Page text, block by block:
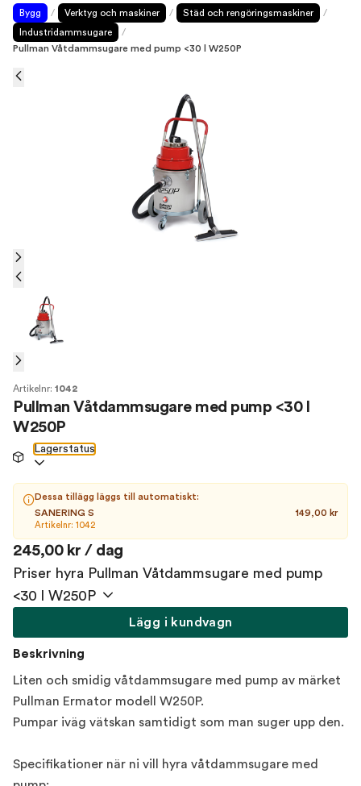
Bygg / Verktyg och maskiner / Städ och rengöringsmaskiner
/
Industridammsugare
/
Pullman Våtdammsugare med pump <30 l W250P
Artikelnr: 1042
Pullman Våtdammsugare med pump <30 l
W250P
Lagerstatus
Dessa tillägg läggs till automatiskt:
SANERING S
Artikelnr: 1042
149,00 kr
245,00 kr / dag
Priser hyra Pullman Våtdammsugare med pump
<30 l W250P
Lägg i kundvagn
Beskrivning
Liten och smidig våtdammsugare med pump av märket
Pullman Ermator modell W250P.
Pumpar iväg vätskan samtidigt som man suger upp den.
Specifikationer när ni vill hyra våtdammsugare med